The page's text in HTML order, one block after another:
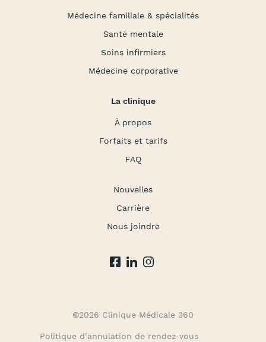
Médecine familiale & spécialités
Santé mentale
Soins infirmiers
Médecine corporative
La clinique
À propos
Forfaits et tarifs
FAQ
Nouvelles
Carrière
Nous joindre
©2026 Clinique Médicale 360
Politique d’annulation de rendez-vous